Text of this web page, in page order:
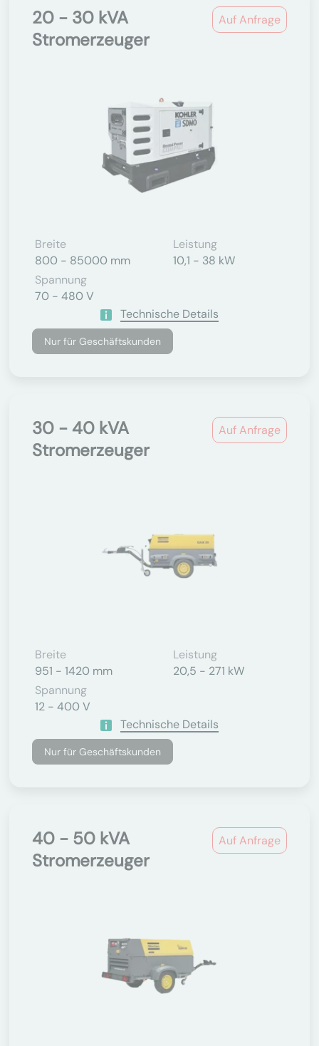
Auf Anfrage
20 - 30 kVA
Stromerzeuger
Breite
800 - 85000 mm
Leistung
10,1 - 38 kW
Spannung
70 - 480 V
Technische Details
Nur für Geschäftskunden
Auf Anfrage
30 - 40 kVA
Stromerzeuger
Breite
951 - 1420 mm
Leistung
20,5 - 271 kW
Spannung
12 - 400 V
Technische Details
Nur für Geschäftskunden
Auf Anfrage
40 - 50 kVA
Stromerzeuger